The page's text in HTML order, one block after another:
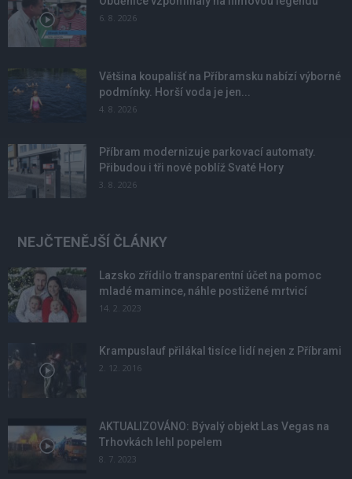
6. 8. 2026
Většina koupališť na Příbramsku nabízí výborné
podmínky. Horší voda je jen...
4. 8. 2026
Příbram modernizuje parkovací automaty.
Přibudou i tři nové poblíž Svaté Hory
3. 8. 2026
NEJČTENĚJŠÍ ČLÁNKY
Lazsko zřídilo transparentní účet na pomoc
mladé mamince, náhle postižené mrtvicí
14. 2. 2023
Krampuslauf přilákal tisíce lidí nejen z Příbrami
2. 12. 2016
AKTUALIZOVÁNO: Bývalý objekt Las Vegas na
Trhovkách lehl popelem
8. 7. 2023